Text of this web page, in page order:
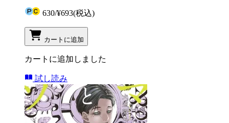
630/¥693(税込)
カートに追加
カートに追加しました
試し読み